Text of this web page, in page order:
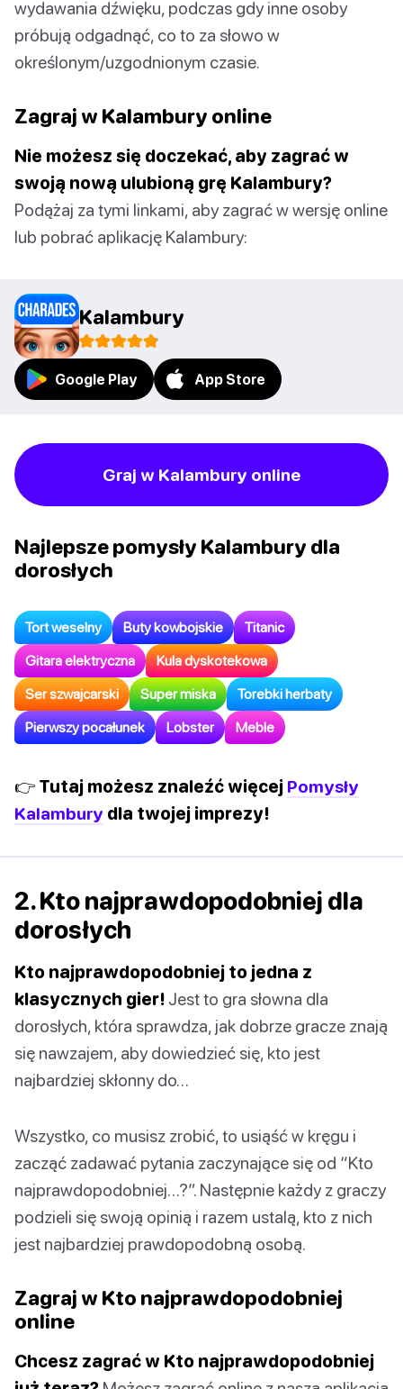
wydawania dźwięku, podczas gdy inne osoby
próbują odgadnąć, co to za słowo w
określonym/uzgodnionym czasie.
Zagraj w Kalambury online
Nie możesz się doczekać, aby zagrać w
swoją nową ulubioną grę Kalambury?
Podążaj za tymi linkami, aby zagrać w wersję online
lub pobrać aplikację Kalambury:
Kalambury
Google Play App Store
Graj w Kalambury online
Najlepsze pomysły Kalambury dla
dorosłych
Tort weselny Buty kowbojskie Titanic
Gitara elektryczna Kula dyskotekowa
Ser szwajcarski Super miska Torebki herbaty
Pierwszy pocałunek Lobster Meble
👉 Tutaj możesz znaleźć więcej Pomysły
Kalambury dla twojej imprezy!
2. Kto najprawdopodobniej dla
dorosłych
Kto najprawdopodobniej to jedna z
klasycznych gier! Jest to gra słowna dla
dorosłych, która sprawdza, jak dobrze gracze znają
się nawzajem, aby dowiedzieć się, kto jest
najbardziej skłonny do…
Wszystko, co musisz zrobić, to usiąść w kręgu i
zacząć zadawać pytania zaczynające się od “Kto
najprawdopodobniej…?”. Następnie każdy z graczy
podzieli się swoją opinią i razem ustalą, kto z nich
jest najbardziej prawdopodobną osobą.
Zagraj w Kto najprawdopodobniej
online
Chcesz zagrać w Kto najprawdopodobniej